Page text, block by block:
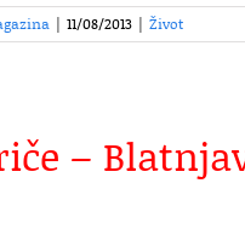
| 11/08/2013 | Život
–